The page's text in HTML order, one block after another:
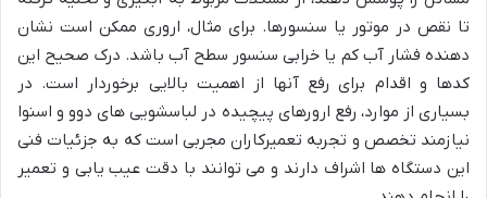
تا نقص در موتور یا سنسورها. برای مثال، اروری ممکن است نشان
دهنده فشار آب کم یا خرابی سنسور سطح آب باشد. درک صحیح این
کدها و اقدام برای رفع آنها از اهمیت بالایی برخوردار است. در
بسیاری از موارد، رفع ارورهای پیچیده در لباسشویی های دوو و اسنوا
نیازمند تخصص و تجربه تعمیرکاران مجربی است که به جزئیات فنی
این دستگاه ها اشراف دارند و می توانند با دقت عیب یابی و تعمیر